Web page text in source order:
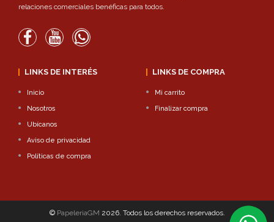
relaciones comerciales benéficas para todos.
LINKS DE INTERÉS
Inicio
Nosotros
Ubícanos
Aviso de privacidad
Políticas de compra
LINKS DE COMPRA
Mi carrito
Finalizar compra
© PapeleriaGM 2026. Todos los derechos reservados.